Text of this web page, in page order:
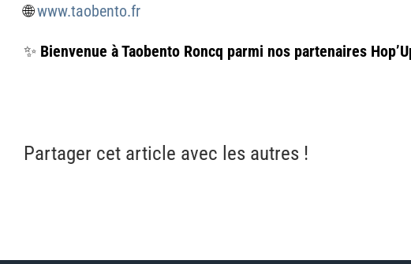
🌐www.taobento.fr
✨ Bienvenue à Taobento Roncq parmi nos partenaires
Partager cet article avec les autres !